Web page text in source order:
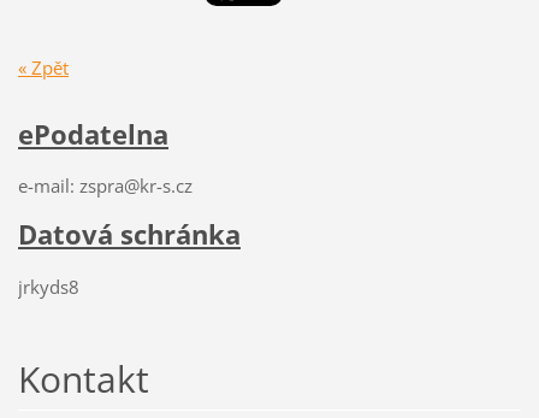
« Zpět
ePodatelna
e-mail: zspra@kr-s.cz
Datová schránka
jrkyds8
Kontakt